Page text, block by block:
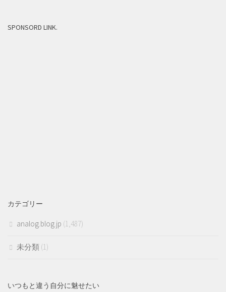
SPONSORD LINK.
カテゴリー
analog.blog.jp (1,487)
未分類 (1)
いつもと違う自分に魅せたい